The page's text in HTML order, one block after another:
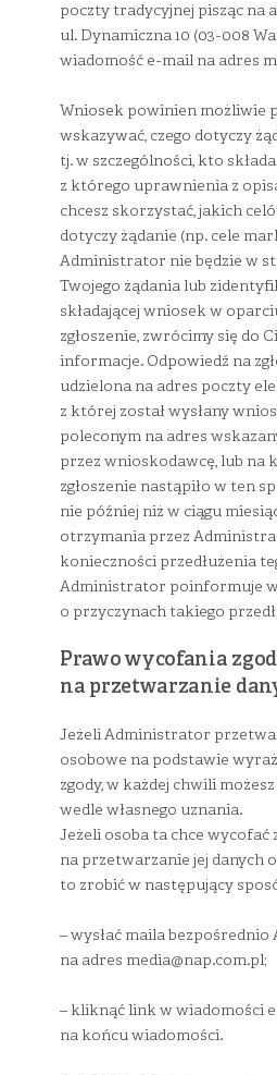
poczty tradycyjnej pisząc na
ul. Dynamiczna 10 (03-008
wiadomość e-mail na adres
Wniosek powinien możliwie
wskazywać, czego dotyczy
tj. w szczególności, kto
z którego uprawnienia z
chcesz skorzystać, jakich
dotyczy żądanie (np. cele
Administrator nie będzie w
Twojego żądania lub
składającej wniosek w
zgłoszenie, zwrócimy się do
informacje. Odpowiedź na
udzielona na adres poczty
z której został wysłany
poleconym na adres
przez wnioskodawcę, lub na
zgłoszenie nastąpiło w ten
nie później niż w ciągu
otrzymania przez
konieczności przedłużenia
Administrator poinformuje
o przyczynach takiego
Prawo wycofania
na przetwarzanie
Jeżeli Administrator
osobowe na podstawie
zgody, w każdej chwili
wedle własnego uznania.
Jeżeli osoba ta chce wycofać
na przetwarzanie jej danych
to zrobić w następujący
– wysłać maila
na adres media@nap.com.pl;
– kliknąć link w wiadomości
na końcu wiadomości.